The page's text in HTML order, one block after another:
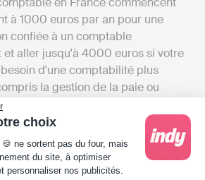
choix
du Consentement :
ne sortent pas du four, mais
du site, à optimiser
personnaliser nos publicités.
à 1000 euros par an pour une
confiée à un comptable
et aller jusqu'à 4000 euros si votre
d'une comptabilité plus
la gestion de la paie ou
budgets prévisionnels. À
solution de comptabilité en ligne
coûte entre 240 € et 588 € / an HT
car les services proposés sont
assiste ses clients pour gérer